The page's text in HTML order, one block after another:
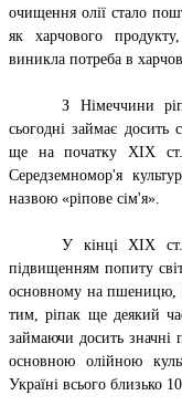
очищення олії стало
як харчового
виникла потреба в
З Німеччини
сьогодні займає досить
ще на початку XIX
Середземномор'я
назвою «ріпове сім'я».
У кінці XIX
підвищенням попиту
основному на пшеницю,
тим, ріпак ще деякий
займаючи досить
основною олійною
Україні всього близько